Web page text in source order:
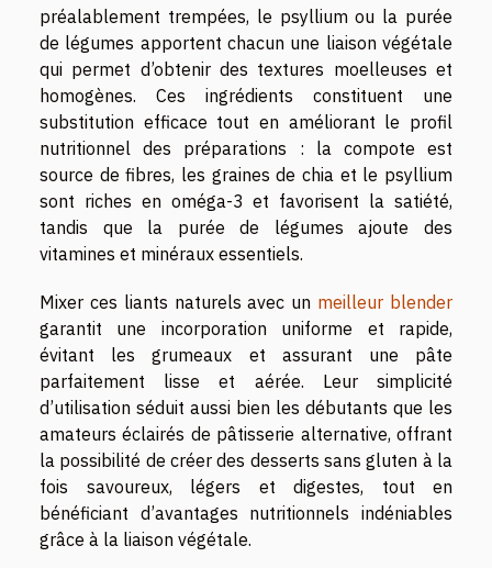
préalablement trempées, le psyllium ou la purée
de légumes apportent chacun une liaison végétale
qui permet d’obtenir des textures moelleuses et
homogènes. Ces ingrédients constituent une
substitution efficace tout en améliorant le profil
nutritionnel des préparations : la compote est
source de fibres, les graines de chia et le psyllium
sont riches en oméga-3 et favorisent la satiété,
tandis que la purée de légumes ajoute des
vitamines et minéraux essentiels.
Mixer ces liants naturels avec un meilleur blender
garantit une incorporation uniforme et rapide,
évitant les grumeaux et assurant une pâte
parfaitement lisse et aérée. Leur simplicité
d’utilisation séduit aussi bien les débutants que les
amateurs éclairés de pâtisserie alternative, offrant
la possibilité de créer des desserts sans gluten à la
fois savoureux, légers et digestes, tout en
bénéficiant d’avantages nutritionnels indéniables
grâce à la liaison végétale.